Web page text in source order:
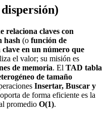
relaciona claves con
hash (o función de
en un número que
el valor; su misión es
de memoria. El TAD tabla
de tamaño
Insertar, Buscar y
de forma eficiente es la
promedio O(1).